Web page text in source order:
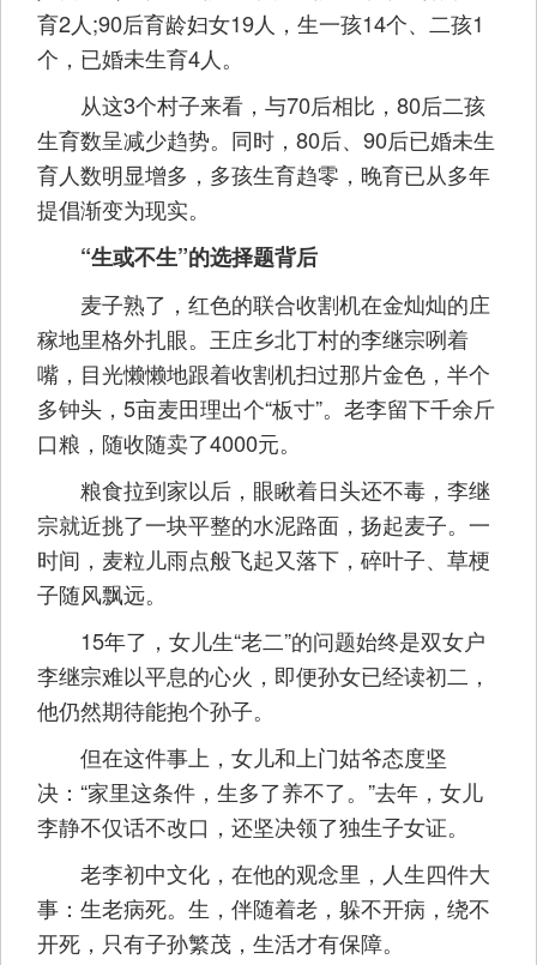
育2人;90后育龄妇女19人，生一孩14个、二孩1
个，已婚未生育4人。
从这3个村子来看，与70后相比，80后二孩
生育数呈减少趋势。同时，80后、90后已婚未生
育人数明显增多，多孩生育趋零，晚育已从多年
提倡渐变为现实。
“生或不生”的选择题背后
麦子熟了，红色的联合收割机在金灿灿的庄
稼地里格外扎眼。王庄乡北丁村的李继宗咧着
嘴，目光懒懒地跟着收割机扫过那片金色，半个
多钟头，5亩麦田理出个“板寸”。老李留下千余斤
口粮，随收随卖了4000元。
粮食拉到家以后，眼瞅着日头还不毒，李继
宗就近挑了一块平整的水泥路面，扬起麦子。一
时间，麦粒儿雨点般飞起又落下，碎叶子、草梗
子随风飘远。
15年了，女儿生“老二”的问题始终是双女户
李继宗难以平息的心火，即便孙女已经读初二，
他仍然期待能抱个孙子。
但在这件事上，女儿和上门姑爷态度坚
决：“家里这条件，生多了养不了。”去年，女儿
李静不仅话不改口，还坚决领了独生子女证。
老李初中文化，在他的观念里，人生四件大
事：生老病死。生，伴随着老，躲不开病，绕不
开死，只有子孙繁茂，生活才有保障。